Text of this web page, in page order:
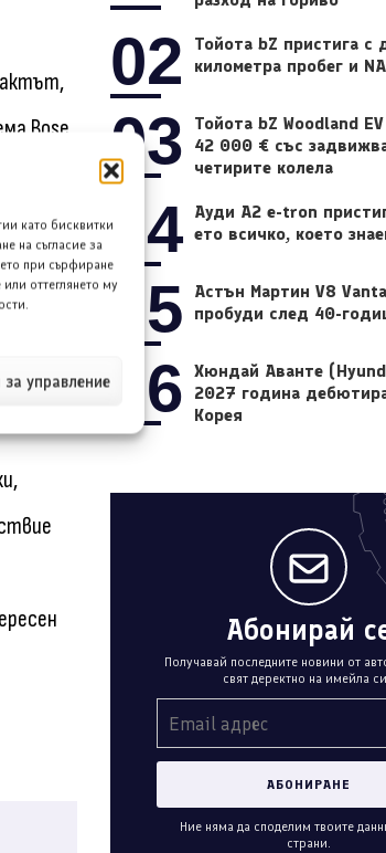
като бисквитки
на съгласие за
при сърфиране
оттеглянето му
управление
Bose.
в
и
02
Тойота bZ пристига с
километра пробег и
03
Тойота bZ Woodland
42 000 € със
четирите колела
04 Ауди A2 e-tron
ето всичко, което
05
Астън Мартин V8
пробуди след 40-
06 Хюндай Аванте
2027 година
Корея
Абонирай
Получавай последните новини от
свят деректно на имейла
Ние няма да споделим твоите
страни.